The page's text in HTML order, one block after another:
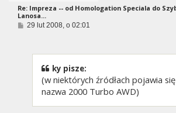
Re: Impreza -- od Homologation Speciala do
Lanosa...
P29 lut 2008, o 02:01
ky pisze:
(w niektórych źródłach pojawia
nazwa 2000 Turbo AWD)